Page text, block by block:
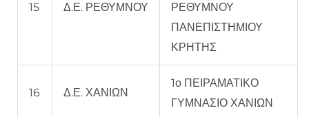
15 Δ.Ε. ΡΕΘΥΜΝΟΥ
ΡΕΘΥΜΝΟΥ
ΠΑΝΕΠΙΣΤΗΜΙΟΥ
ΚΡΗΤΗΣ
16 Δ.Ε. ΧΑΝΙΩΝ
1ο ΠΕΙΡΑΜΑΤΙΚΟ
ΓΥΜΝΑΣΙΟ ΧΑΝΙΩΝ